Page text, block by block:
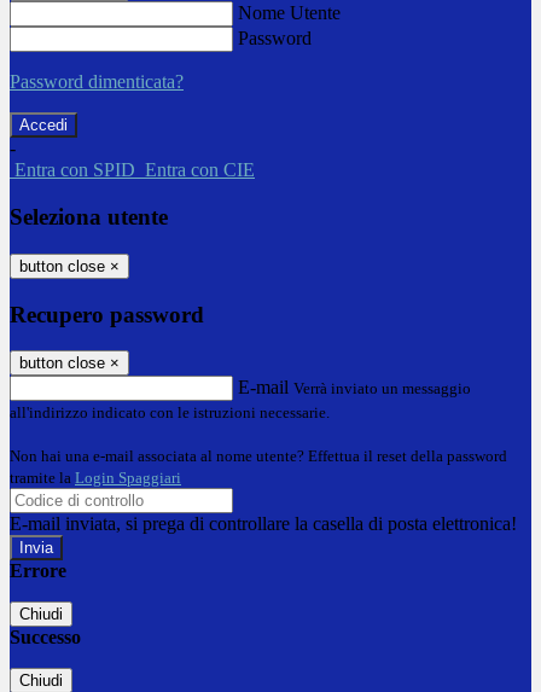
Nome Utente
Password
Password dimenticata?
-
Entra con SPID Entra con CIE
Seleziona utente
button close ×
Recupero password
button close ×
E-mail Verrà inviato un messaggio
all'indirizzo indicato con le istruzioni necessarie.
Non hai una e-mail associata al nome utente? Effettua il reset della password
tramite la Login Spaggiari
E-mail inviata, si prega di controllare la casella di posta elettronica!
Errore
Chiudi
Successo
Chiudi